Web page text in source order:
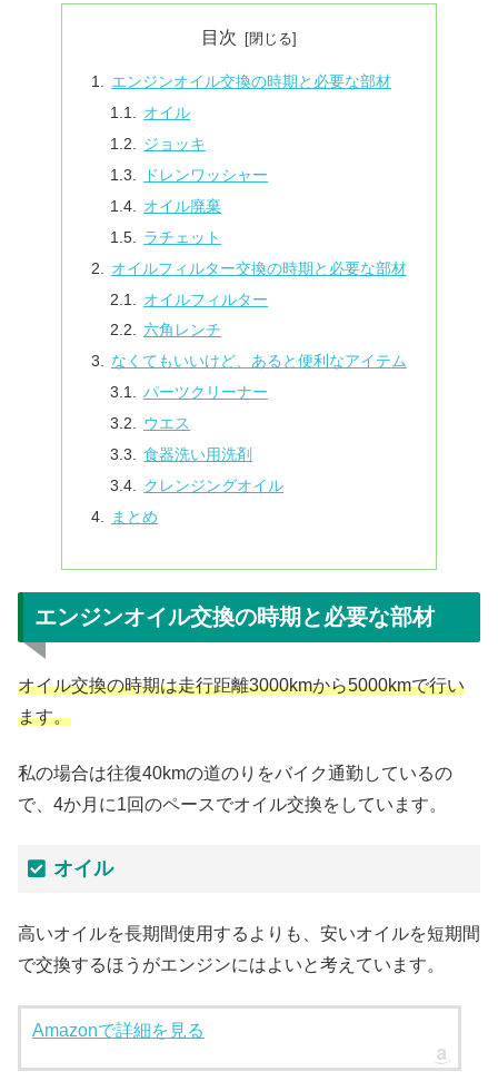
目次
エンジンオイル交換の時期と必要な部材
オイル
ジョッキ
ドレンワッシャー
オイル廃棄
ラチェット
オイルフィルター交換の時期と必要な部材
オイルフィルター
六角レンチ
なくてもいいけど、あると便利なアイテム
パーツクリーナー
ウエス
食器洗い用洗剤
クレンジングオイル
まとめ
エンジンオイル交換の時期と必要な部材
オイル交換の時期は走行距離3000kmから5000kmで行い
ます。
私の場合は往復40kmの道のりをバイク通勤しているの
で、4か月に1回のペースでオイル交換をしています。
オイル
高いオイルを長期間使用するよりも、安いオイルを短期間
で交換するほうがエンジンにはよいと考えています。
Amazonで詳細を見る